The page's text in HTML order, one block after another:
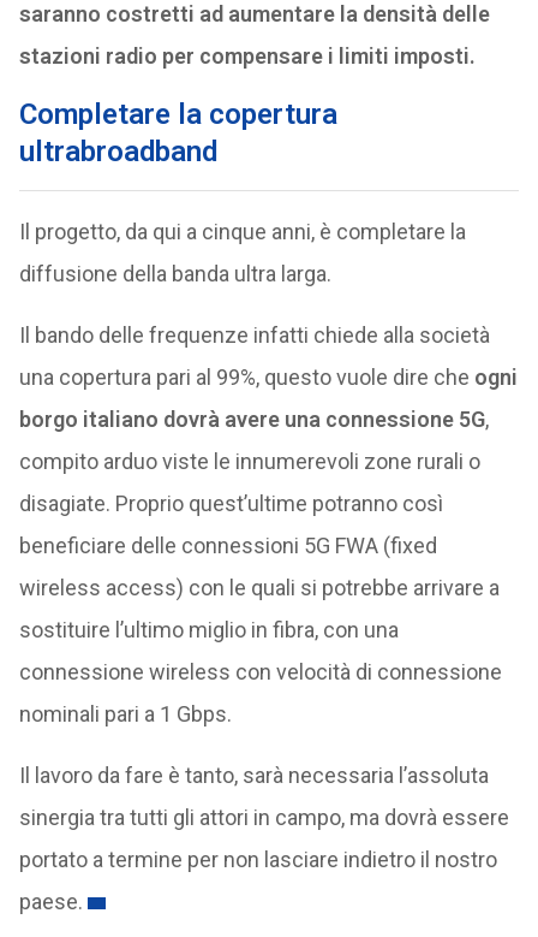
saranno costretti ad aumentare la densità delle
stazioni radio per compensare i limiti imposti.
Completare la copertura
ultrabroadband
Il progetto, da qui a cinque anni, è completare la
diffusione della banda ultra larga.
Il bando delle frequenze infatti chiede alla società
una copertura pari al 99%, questo vuole dire che ogni
borgo italiano dovrà avere una connessione 5G,
compito arduo viste le innumerevoli zone rurali o
disagiate. Proprio quest’ultime potranno così
beneficiare delle connessioni 5G FWA (fixed
wireless access) con le quali si potrebbe arrivare a
sostituire l’ultimo miglio in fibra, con una
connessione wireless con velocità di connessione
nominali pari a 1 Gbps.
Il lavoro da fare è tanto, sarà necessaria l’assoluta
sinergia tra tutti gli attori in campo, ma dovrà essere
portato a termine per non lasciare indietro il nostro
paese.